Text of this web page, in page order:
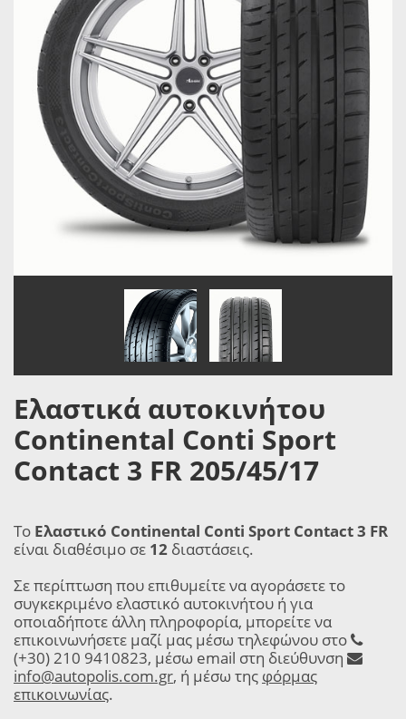
Ελαστικά αυτοκινήτου
Continental Conti Sport
Contact 3 FR 205/45/17
Το Ελαστικό Continental Conti Sport Contact 3 FR
είναι διαθέσιμο σε 12 διαστάσεις.
Σε περίπτωση που επιθυμείτε να αγοράσετε το
συγκεκριμένο ελαστικό αυτοκινήτου ή για
οποιαδήποτε άλλη πληροφορία, μπορείτε να
επικοινωνήσετε μαζί μας μέσω τηλεφώνου στο
(+30) 210 9410823, μέσω email στη διεύθυνση
info@autopolis.com.gr, ή μέσω της φόρμας
επικοινωνίας.